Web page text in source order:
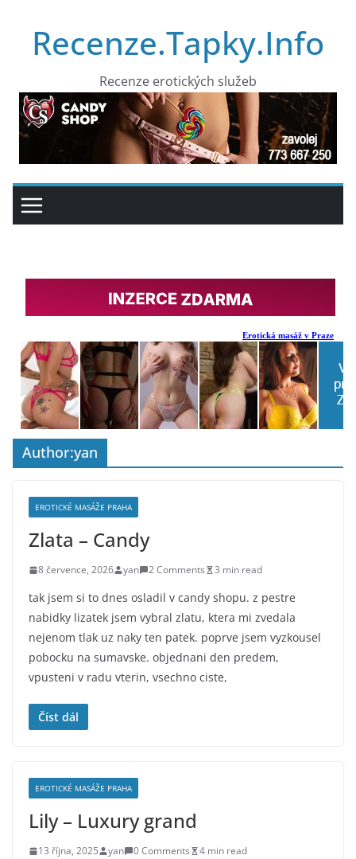
obsahRecenze.Tapky.Info
Recenze erotických služeb
Author:yan
EROTICKÉ MASÁŽE PRAHA
Zlata – Candy
8 července, 2026 yan 2 Comments 3 min read
tak jsem si to dnes osladil v candy shopu. z pestre
nabidky lizatek jsem vybral zlatu, ktera mi zvedala
nejenom tlak uz naky ten patek. poprve jsem vyzkousel
pobocku na sumavske. objednani den predem,
vpusteni v radu vterin, vsechno ciste,
Číst dál
EROTICKÉ MASÁŽE PRAHA
Lily – Luxury grand
13 října, 2025 yan 0 Comments 4 min read